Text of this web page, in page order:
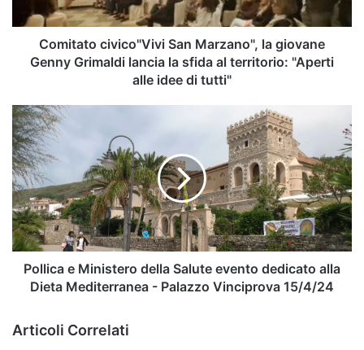
Grimaldi
lancia
sfida
"Aperti
alle
idee
di
tutti"
Comitato civico"Vivi San Marzano", la giovane
Genny Grimaldi lancia la sfida al territorio: "Aperti
alle idee di tutti"
Pollica
e
Ministero
della
Salute
evento
dedicato
alla
Dieta
Mediterranea
15/4/24
Pollica e Ministero della Salute evento dedicato alla
Dieta Mediterranea - Palazzo Vinciprova 15/4/24
Articoli Correlati